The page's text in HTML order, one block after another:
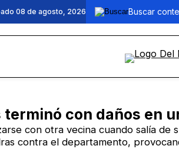
08 de agosto, 2026
con daños en
con otra vecina cuando salía de
contra el departamento,